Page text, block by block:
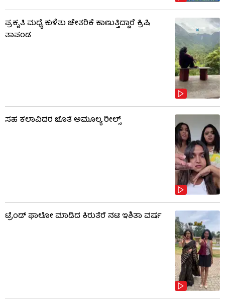
ಪ್ರಕೃತಿ ಮಧ್ಯೆ ಕುಳಿತು ಚೇತರಿಕೆ ಕಾಣುತ್ತಿದ್ದಾರೆ ಕ್ರಿಷಿ
ತಾಪಂಡ
ಸಹ ಕಲಾವಿದರ ಜೊತೆ ಅಮೂಲ್ಯ ರೀಲ್ಸ್
ಟ್ರೆಂಡ್​​ ಫಾಲೋ ಮಾಡಿದ ಕಿರುತೆರೆ ನಟಿ ಇಶಿತಾ ವರ್ಷ